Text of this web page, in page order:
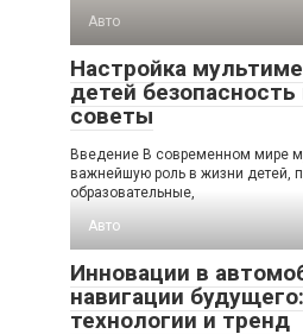
Авто
Настройка
детей
советы
Введение В современном мире
важнейшую роль в жизни детей,
образовательные,
Авто
Инновации в
навигации
технологии и тренд